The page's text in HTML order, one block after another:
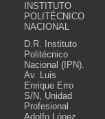
INSTITUTO
POLITÉCNICO
NACIONAL
D.R. Instituto
Politécnico
Nacional (IPN).
Av. Luis
Enrique Erro
S/N, Unidad
Profesional
Adolfo López